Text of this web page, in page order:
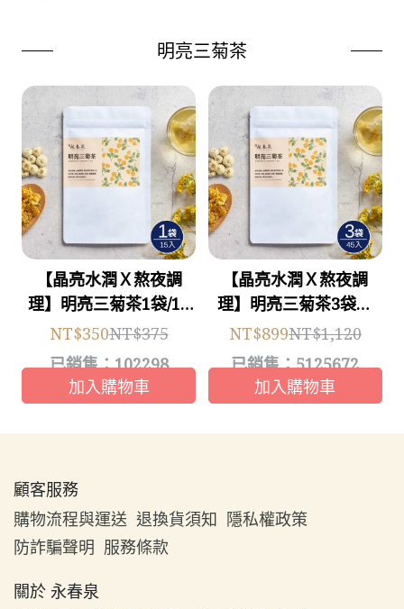
明亮三菊茶
【晶亮水潤Ｘ熬夜調
理】明亮三菊茶1袋/15
入｜養生冷泡菊花茶 (無
糖)(1大袋）
NT$350NT$375
已銷售：102298
加入購物車
【晶亮水潤Ｘ熬夜調
理】明亮三菊茶3袋組
(共45入） ｜養生冷泡菊
花茶 (無糖)
NT$899NT$1,120
已銷售：5125672
加入購物車
顧客服務
購物流程與運送 退換貨須知 隱私權政策
防詐騙聲明 服務條款
關於 永春泉